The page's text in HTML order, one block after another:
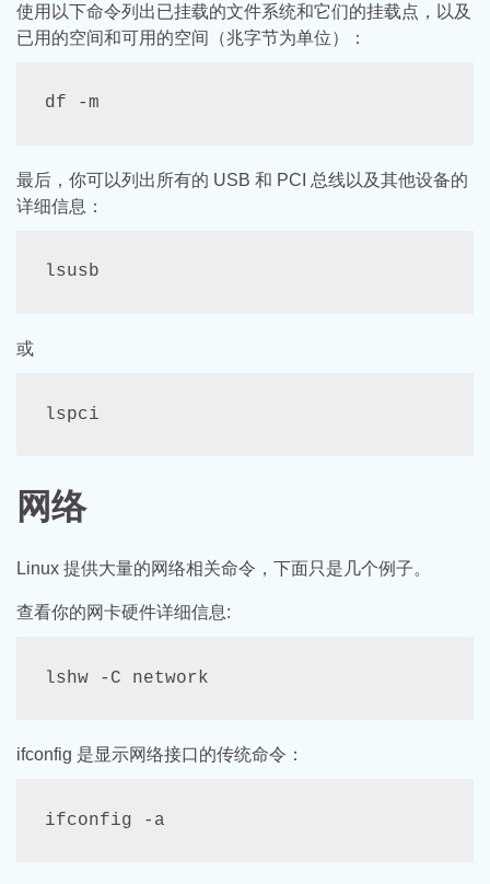
使用以下命令列出已挂载的文件系统和它们的挂载点，以及
已用的空间和可用的空间（兆字节为单位）：
df -m
最后，你可以列出所有的 USB 和 PCI 总线以及其他设备的
详细信息：
lsusb
或
lspci
网络
Linux 提供大量的网络相关命令，下面只是几个例子。
查看你的网卡硬件详细信息:
lshw -C network
ifconfig 是显示网络接口的传统命令：
ifconfig -a